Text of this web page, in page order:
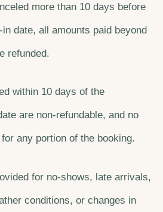
more than 10 days before
date, all amounts paid beyond
refunded.
within 10 days of the
are non-refundable, and no
any portion of the booking.
for no-shows, late arrivals,
conditions, or changes in